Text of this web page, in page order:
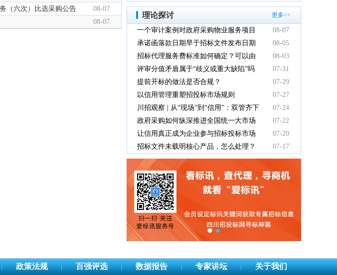
（六次）比选采购公告
08-07
08-07
落地
理论探讨 更多>>
一个审计案例对政府采购物业服务项目
的警示
08-07
承诺函落款日期早于招标文件发布日期
有效吗
08-05
招标代理服务费标准如何确定？可以由
中标人支付吗？
08-03
评审分值矛盾属于“歧义或重大缺陷”吗
07-31
提前开标的做法是否合规？
07-29
以信用管理重塑招投标市场规则
07-27
川招观察 | 从“现场”到“信用”：双管齐下
重塑招投标新秩序
07-24
政府采购如何纵深推进全国统一大市场
建设
07-22
让信用真正成为企业参与招标投标市场
竞争的“通行证”
07-20
招标文件未载明核心产品，怎么处理？
07-17
政策法规 百强评选 数据报告 专家讲坛 关于我们